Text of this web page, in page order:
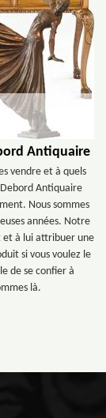
Antiquaire
vendre et à quels
Antiquaire
Nous sommes
années. Notre
et à lui attribuer une
si vous voulez le
de se confier à
là.